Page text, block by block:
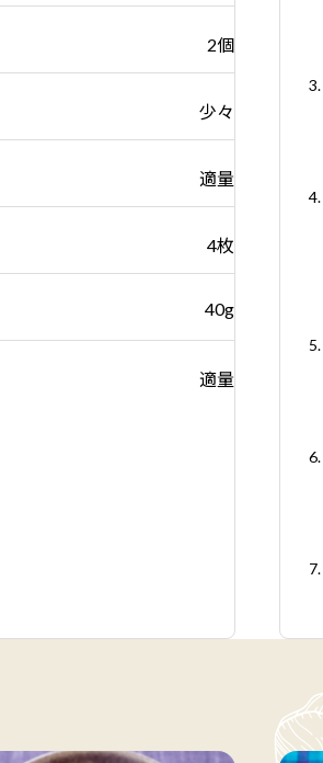
2個
少々
適量
4枚
40g
適量